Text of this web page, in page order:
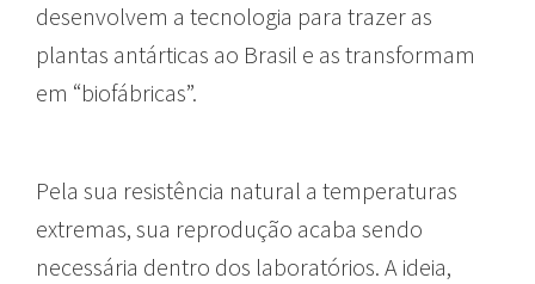
desenvolvem a tecnologia para trazer as
plantas antárticas ao Brasil e as transformam
em “biofábricas”.
Pela sua resistência natural a temperaturas
extremas, sua reprodução acaba sendo
necessária dentro dos laboratórios. A ideia,